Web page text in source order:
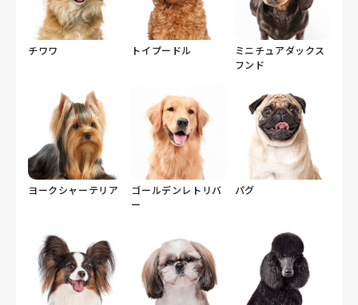
チワワ トイプードル
ミニチュアダックス
フンド
ヨークシャーテリア
ゴールデンレトリバ
ー
パグ